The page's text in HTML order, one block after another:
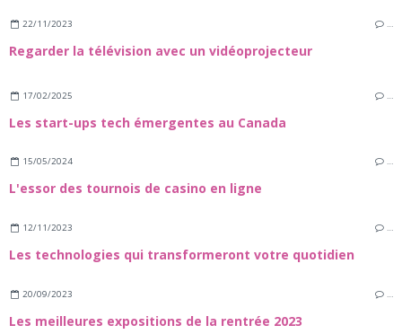
22/11/2023 …
Regarder la télévision avec un vidéoprojecteur
17/02/2025 …
Les start-ups tech émergentes au Canada
15/05/2024 …
L'essor des tournois de casino en ligne
12/11/2023 …
Les technologies qui transformeront votre quotidien
20/09/2023 …
Les meilleures expositions de la rentrée 2023